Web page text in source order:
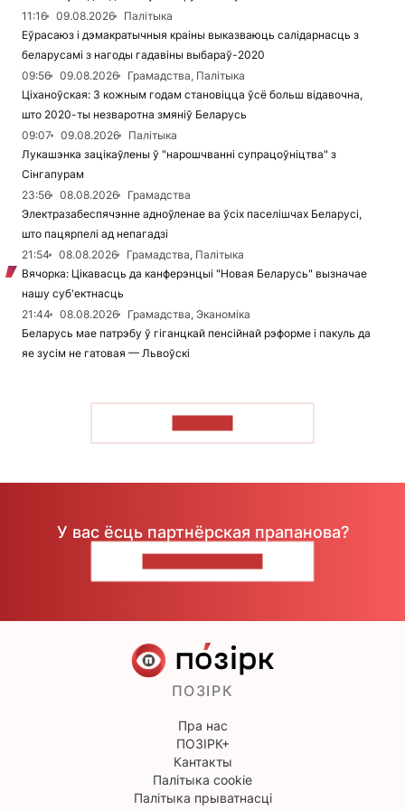
11:16
09.08.2026
Палітыка
Еўрасаюз і дэмакратычныя краіны выказваюць салідарнасць з
беларусамі з нагоды гадавіны выбараў-2020
09:56
09.08.2026
Грамадства, Палітыка
Ціханоўская: З кожным годам становіцца ўсё больш відавочна,
што 2020-ты незваротна змяніў Беларусь
09:07
09.08.2026
Палітыка
Лукашэнка зацікаўлены ў "нарошчванні супрацоўніцтва" з
Сінгапурам
23:56
08.08.2026
Грамадства
Электразабеспячэнне адноўленае ва ўсіх паселішчах Беларусі,
што пацярпелі ад непагадзі
21:54
08.08.2026
Грамадства, Палітыка
Вячорка: Цікавасць да канферэнцыі "Новая Беларусь" вызначае
нашу суб'ектнасць
21:44
08.08.2026
Грамадства, Эканоміка
Беларусь мае патрэбу ў гіганцкай пенсійнай рэформе і пакуль да
яе зусім не гатовая — Львоўскі
У вас ёсць партнёрская прапанова?
ПОЗІРК
Пра нас
ПОЗІРК+
Кантакты
Палітыка cookie
Палітыка прыватнасці